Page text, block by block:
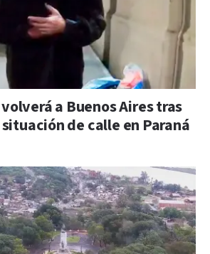
a Buenos Aires tras
de calle en Paraná